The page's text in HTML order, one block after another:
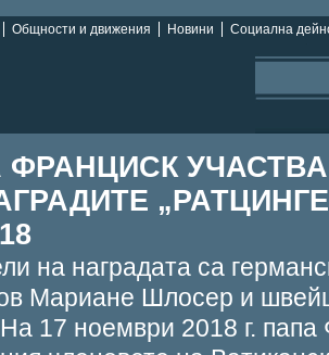
Общности и движения Новини Социална
ФРАНЦИСК
на наградата са
Мариане Шлосер и
17 ноември 2018 г. папа